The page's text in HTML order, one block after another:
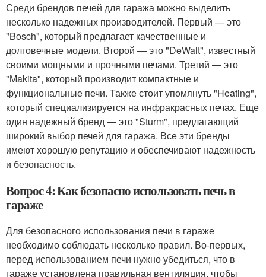
Среди брендов печей для гаража можно выделить
несколько надежных производителей. Первый — это
"Bosch", который предлагает качественные и
долговечные модели. Второй — это "DeWalt", известный
своими мощными и прочными печами. Третий — это
"Makita", который производит компактные и
функциональные печи. Также стоит упомянуть "Heating",
который специализируется на инфракрасных печах. Еще
один надежный бренд — это "Sturm", предлагающий
широкий выбор печей для гаража. Все эти бренды
имеют хорошую репутацию и обеспечивают надежность
и безопасность.
Вопрос 4: Как безопасно использовать печь в
гараже
Для безопасного использования печи в гараже
необходимо соблюдать несколько правил. Во-первых,
перед использованием печи нужно убедиться, что в
гараже установлена правильная вентиляция, чтобы